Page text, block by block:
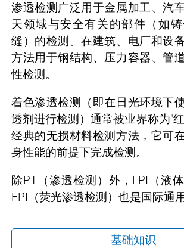
渗透检测广泛用于金属加工、汽
天领域与安全有关的部件（如
缝）的检测。在建筑、电厂和设
方法用于钢结构、压力容器、管
性检测。
着色渗透检测（即在日光环境下
透剂进行检测）通常被业界称为"
经典的无损材料检测方法，它可
身性能的前提下完成检测。
除PT（渗透检测）外，LPI（液
FPI（荧光渗透检测）也是国际通
基础知识